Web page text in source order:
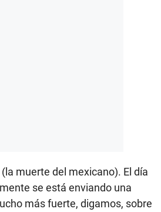
muerte del mexicano). El día
se está enviando una
más fuerte, digamos, sobre